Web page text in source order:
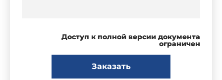
Доступ к полной версии документа
ограничен
Заказать